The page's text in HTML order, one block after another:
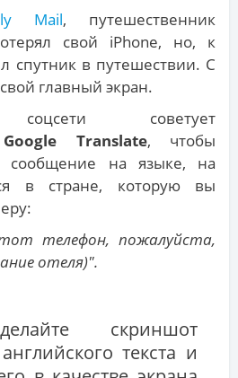
Mail, путешественник
свой iPhone, но, к
спутник в путешествии. С
главный экран.
соцсети советует
Google Translate, чтобы
сообщение на языке, на
в стране, которую вы
телефон, пожалуйста,
отеля)".
скриншот
текста и